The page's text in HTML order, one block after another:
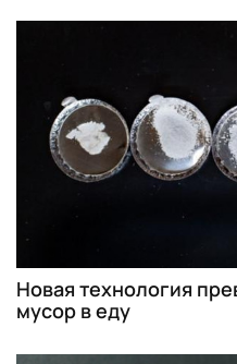
Новая технология
мусор в еду